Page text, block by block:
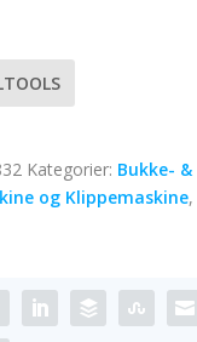
Kategorier: Bukke- &
og Klippemaskine,